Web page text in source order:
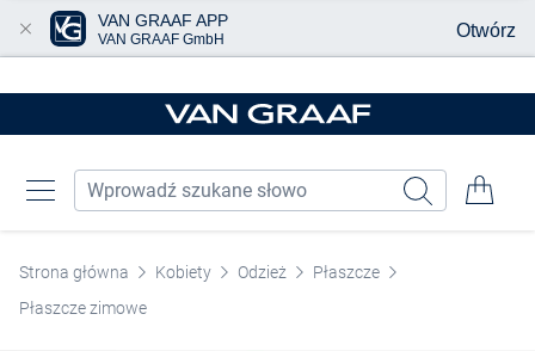
Strona główna Kobiety Odzież
Płaszcze
Płaszcze zimowe
VAN GRAAF APP
VAN GRAAF GmbH Otwórz